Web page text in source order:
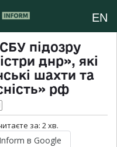
EN
підозру
днр», які
шахти та
рф
за: 2хв.
в Google